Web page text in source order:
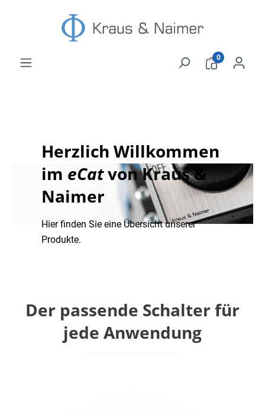
Zum Hauptinhalt springen
0
Herzlich Willkommen
im eCatvon Kraus &
Naimer
Hier finden Sie eine Übersicht unserer
Produkte.
Der passende Schalter für
jede Anwendung